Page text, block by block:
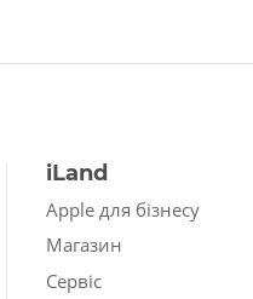
iLand
Apple для бізнесу
Магазин
Сервіс